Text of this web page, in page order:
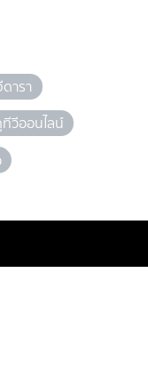
ดารา
วีออนไลน์